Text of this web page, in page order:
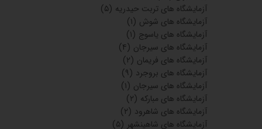
آزمایشگاه های تربت حیدریه (۵)
آزمایشگاه های شوش (۱)
آزمایشگاه های یاسوج (۱)
آزمایشگاه های سیرجان (۴)
آزمایشگاه های فریمان (۲)
آزمایشگاه های بروجرد (۹)
آزمایشگاه های سیرجان (۱)
آزمایشگاه های مبارکه (۲)
آزمایشگاه های شاهرود (۲)
آزمایشگاه های شاهینشهر (۵)